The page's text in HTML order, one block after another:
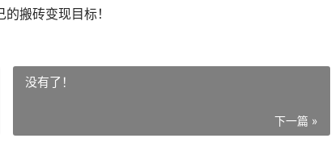
搬砖变现目标！
没有了！
下一篇 »